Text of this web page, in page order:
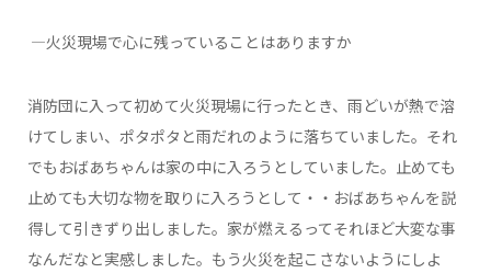
―火災現場で心に残っていることはありますか
消防団に入って初めて火災現場に行ったとき、雨どいが熱で溶
けてしまい、ポタポタと雨だれのように落ちていました。それ
でもおばあちゃんは家の中に入ろうとしていました。止めても
止めても大切な物を取りに入ろうとして・・おばあちゃんを説
得して引きずり出しました。家が燃えるってそれほど大変な事
なんだなと実感しました。もう火災を起こさないようにしよ